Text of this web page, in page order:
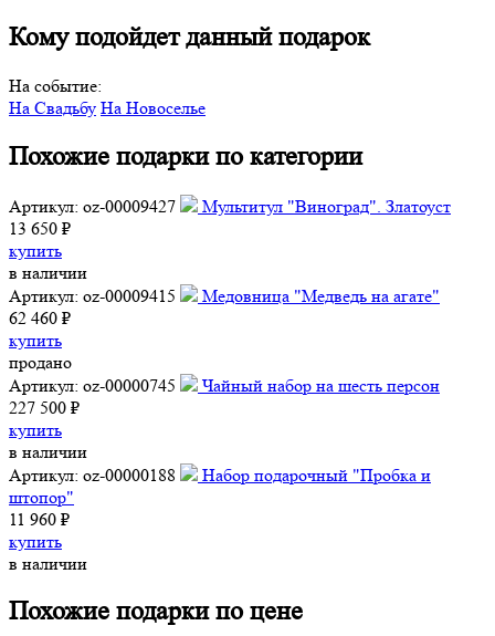
Кому подойдет данный подарок
На событие:
На Свадьбу На Новоселье
Похожие подарки по категории
Артикул: oz-00009427
Мультитул "Виноград". Златоуст
13 650 ₽
купить
в наличии
Артикул: oz-00009415
Медовница "Медведь на агате"
62 460 ₽
купить
продано
Артикул: oz-00000745
Чайный набор на шесть персон
227 500 ₽
купить
в наличии
Артикул: oz-00000188
Набор подарочный "Пробка и
штопор"
11 960 ₽
купить
в наличии
Похожие подарки по цене